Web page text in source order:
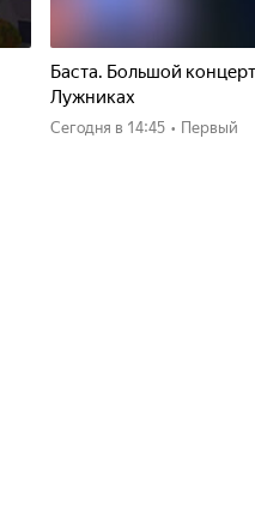
Баста. Большой
Лужниках
Сегодня в 14:45 • Первый